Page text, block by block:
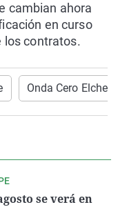
cambian ahora
en curso
los contratos.
Onda Cero Elche
se verá en